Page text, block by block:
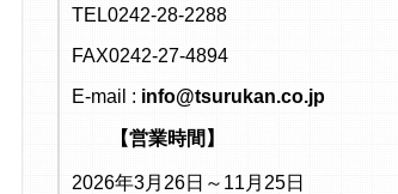
TEL0242-28-2288
FAX0242-27-4894
E-mail : info@tsurukan.co.jp
【営業時間】
2026年3月26日～11月25日